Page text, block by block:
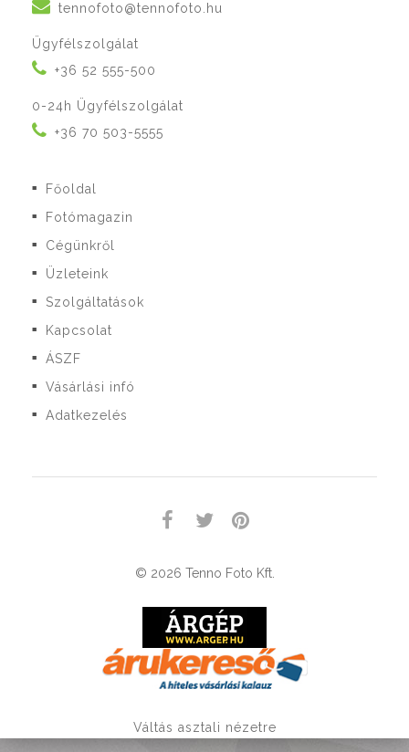
tennofoto@tennofoto.hu
Ügyfélszolgálat
+36 52 555-500
0-24h Ügyfélszolgálat
+36 70 503-5555
■ Főoldal
■ Fotómagazin
■ Cégünkről
■ Üzleteink
■ Szolgáltatások
■ Kapcsolat
■ ÁSZF
■ Vásárlási infó
■ Adatkezelés
© 2026 Tenno Foto Kft.
Váltás asztali nézetre